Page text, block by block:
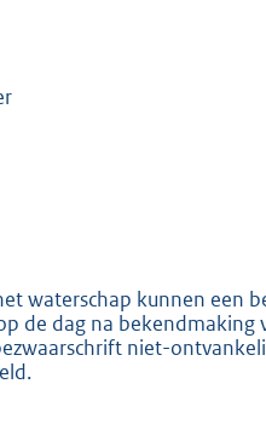
0
b
waterschap kunnen een
de dag na bekendmaking
niet-